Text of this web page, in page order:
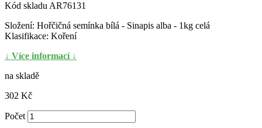
Kód skladu AR76131
Složení: Hořčičná semínka bílá - Sinapis alba - 1kg celá
Klasifikace: Koření
↓ Více informací ↓
na skladě
302 Kč
Počet